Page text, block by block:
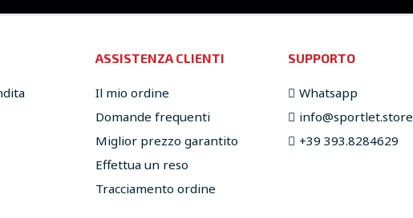
ASSISTENZA CLIENTI
Il mio ordine
Domande frequenti
Miglior prezzo garantito
Effettua un reso
Tracciamento ordine
SUPPORTO
Whatsapp
info@sportlet.store​
+39 393.8284629